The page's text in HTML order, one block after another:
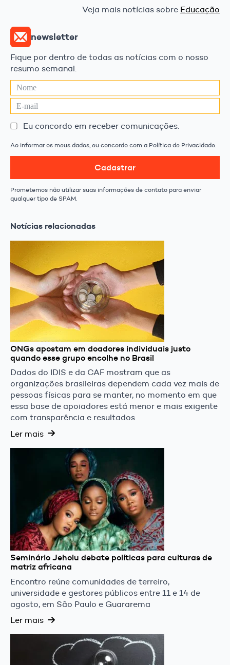
Veja mais notícias sobre Educação
newsletter
Fique por dentro de todas as notícias com o nosso
resumo semanal.
Eu concordo em receber comunicações.
Ao informar os meus dados, eu concordo com a Política de Privacidade.
Cadastrar
Prometemos não utilizar suas informações de contato para enviar
qualquer tipo de SPAM.
Notícias relacionadas
ONGs apostam em doadores individuais justo
quando esse grupo encolhe no Brasil
Dados do IDIS e da CAF mostram que as
organizações brasileiras dependem cada vez mais de
pessoas físicas para se manter, no momento em que
essa base de apoiadores está menor e mais exigente
com transparência e resultados
Ler mais
Seminário Jeholu debate políticas para culturas de
matriz africana
Encontro reúne comunidades de terreiro,
universidade e gestores públicos entre 11 e 14 de
agosto, em São Paulo e Guararema
Ler mais